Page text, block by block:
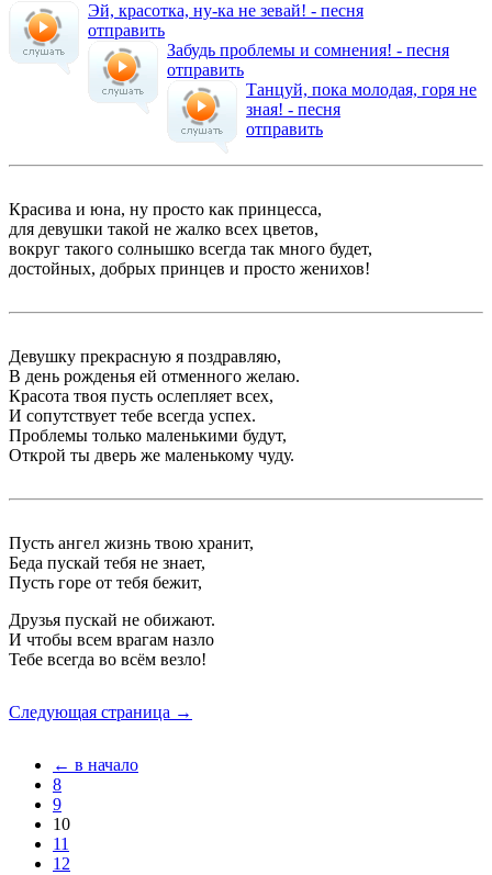
Эй, красотка, ну-ка не зевай! - песня
отправить
Забудь проблемы и сомнения! - песня
отправить
Танцуй, пока молодая, горя не
зная! - песня
отправить
Красива и юна, ну просто как принцесса,
для девушки такой не жалко всех цветов,
вокруг такого солнышко всегда так много будет,
достойных, добрых принцев и просто женихов!
Девушку прекрасную я поздравляю,
В день рожденья ей отменного желаю.
Красота твоя пусть ослепляет всех,
И сопутствует тебе всегда успех.
Проблемы только маленькими будут,
Открой ты дверь же маленькому чуду.
Пусть ангел жизнь твою хранит,
Беда пускай тебя не знает,
Пусть горе от тебя бежит,
Друзья пускай не обижают.
И чтобы всем врагам назло
Тебе всегда во всём везло!
Следующая страница →
← в начало
8
9
10
11
12